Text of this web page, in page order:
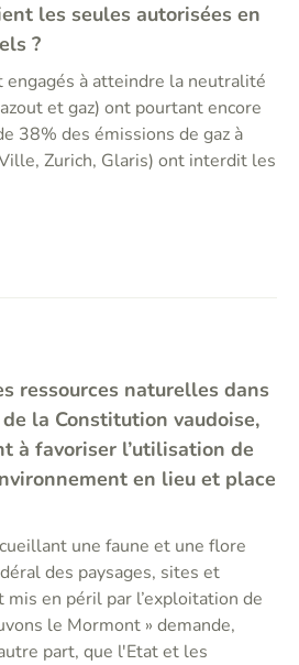
les seules autorisées en
?
engagés à atteindre la neutralité
et gaz) ont pourtant encore
38% des émissions de gaz à
Zurich, Glaris) ont interdit les
ressources naturelles dans
la Constitution vaudoise,
à favoriser l’utilisation de
en lieu et place
une faune et une flore
des paysages, sites et
en péril par l’exploitation de
le Mormont » demande,
part, que l'Etat et les